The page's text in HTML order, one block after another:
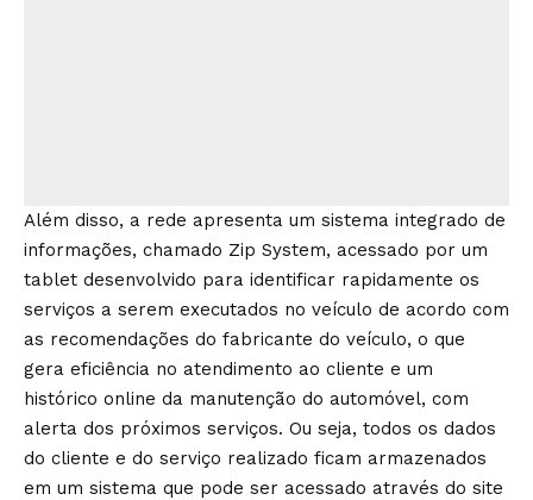
Além disso, a rede apresenta um sistema integrado de
informações, chamado Zip System, acessado por um
tablet desenvolvido para identificar rapidamente os
serviços a serem executados no veículo de acordo com
as recomendações do fabricante do veículo, o que
gera eficiência no atendimento ao cliente e um
histórico online da manutenção do automóvel, com
alerta dos próximos serviços. Ou seja, todos os dados
do cliente e do serviço realizado ficam armazenados
em um sistema que pode ser acessado através do site